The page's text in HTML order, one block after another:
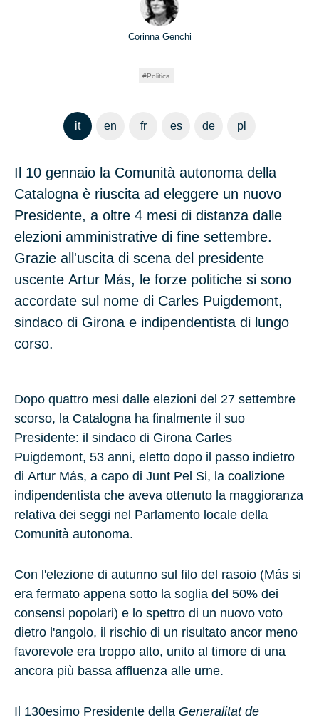
Corinna Genchi
Politica
it en fr es de pl
Il 10 gennaio la Comunità autonoma della
Catalogna è riuscita ad eleggere un nuovo
Presidente, a oltre 4 mesi di distanza dalle
elezioni amministrative di fine settembre.
Grazie all'uscita di scena del presidente
uscente Artur Más, le forze politiche si sono
accordate sul nome di Carles Puigdemont,
sindaco di Girona e indipendentista di lungo
corso.
Dopo quattro mesi dalle elezioni del 27 settembre
scorso, la Catalogna ha finalmente il suo
Presidente: il sindaco di Girona Carles
Puigdemont, 53 anni, eletto dopo il passo indietro
di Artur Más, a capo di Junt Pel Si, la coalizione
indipendentista che aveva ottenuto la maggioranza
relativa dei seggi nel Parlamento locale della
Comunità autonoma.
Con l'elezione di autunno sul filo del rasoio (Más si
era fermato appena sotto la soglia del 50% dei
consensi popolari) e lo spettro di un nuovo voto
dietro l'angolo, il rischio di un risultato ancor meno
favorevole era troppo alto, unito al timore di una
ancora più bassa affluenza alle urne.
Il 130esimo Presidente della Generalitat de